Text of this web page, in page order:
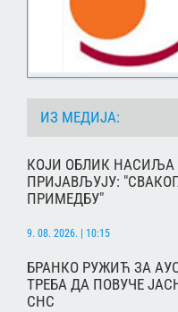
ИЗ МЕДИЈА:
КОЈИ ОБЛИК
ПРИЈАВЉУЈУ:
ПРИМЕДБУ"
9. 08. 2026. | 10:15
БРАНКО РУЖИЋ ЗА
ТРЕБА ДА ПОВУЧЕ
СНС